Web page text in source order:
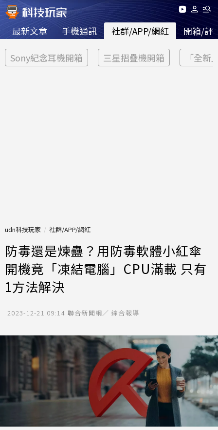
最新文章 手機通訊 社群/APP/網紅 開箱/評
Sony紀念耳機開箱 三星摺疊機開箱 「全新
udn科技玩家 社群/APP/網紅
防毒還是煉蠱？用防毒軟體小紅傘
開機竟「凍結電腦」CPU滿載 只有
1方法解決
2023-12-21 09:14 聯合新聞網／ 綜合報導